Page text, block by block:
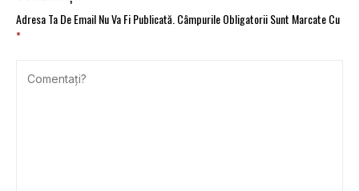
Adresa Ta De Email Nu Va Fi Publicată.Câmpurile Obligatorii Sunt Marcate Cu
*